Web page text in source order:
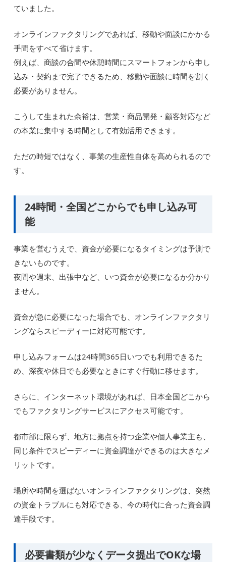
ていました。
オンラインファクタリングであれば、移動や面談にかかる
手間をすべて省けます。
例えば、商談の合間や休憩時間にスマートフォンから申し
込み・契約まで完了できるため、移動や面談に時間を割く
必要がありません。
こうして生まれた余裕は、営業・商品開発・顧客対応など
の本業に集中する時間として有効活用できます。
ただの時短ではなく、事業の生産性自体を高められるので
す。
24時間・全国どこからでも申し込み可
能
事業を営むうえで、資金が必要になるタイミングは予測で
きないものです。
夜間や週末、出張中など、いつ資金が必要になるか分かり
ません。
資金が急に必要になった場合でも、オンラインファクタリ
ングならスピーディーに対応可能です。
申し込みフォームは24時間365日いつでも利用できるた
め、深夜や休日でも必要なときにすぐ行動に移せます。
さらに、インターネット環境があれば、日本全国どこから
でもファクタリングサービスにアクセス可能です。
都市部に限らず、地方に拠点を持つ企業や個人事業主も、
同じ条件でスピーディーに資金調達ができるのは大きなメ
リットです。
場所や時間を選ばないオンラインファクタリングは、突然
の資金トラブルにも対応できる、今の時代に合った資金調
達手段です。
必要書類が少なくデータ提出でOKな場